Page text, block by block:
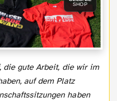
SHOP
auf dem Platz
haben